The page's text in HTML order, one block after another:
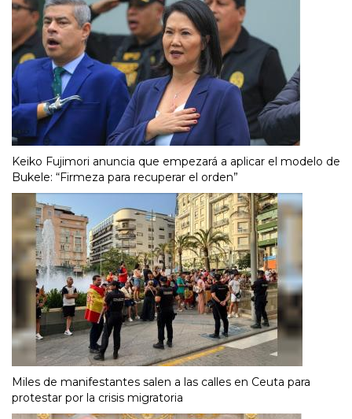
Keiko Fujimori anuncia que empezará a aplicar el modelo de
Bukele: “Firmeza para recuperar el orden”
Miles de manifestantes salen a las calles en Ceuta para
protestar por la crisis migratoria